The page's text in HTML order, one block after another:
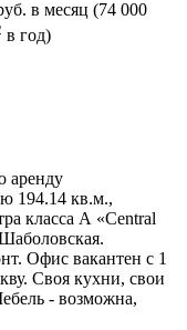
в месяц (74 000
в год)
аренду
194.14 кв.м.,
класса А «Central
Офис вакантен с 1
Своя кухни, свои
- возможна,